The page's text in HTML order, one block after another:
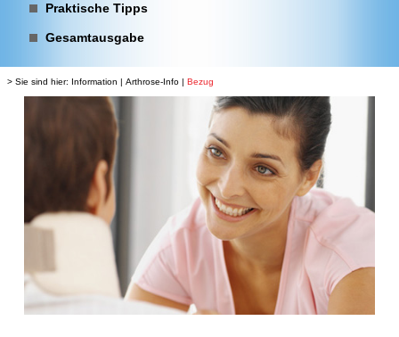
Praktische Tipps
Gesamtausgabe
> Sie sind hier: Information | Arthrose-Info | Bezug